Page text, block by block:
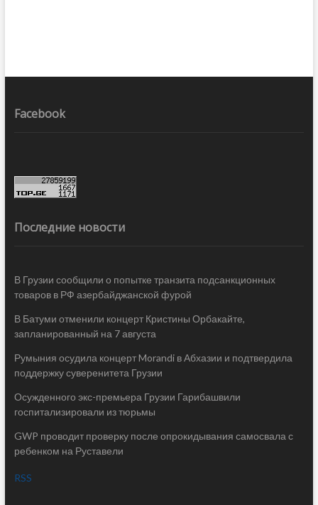
Facebook
Последние новости
В Грузии сообщили о попытке транзита подсанкционных
товаров в РФ азербайджанской фурой
В Батуми отменили концерт Кристины Орбакайте,
запланированный на 7 августа
Румыния осудила концерт Morandi в Абхазии и подтвердила
поддержку суверенитета Грузии
Осужденного экс-премьера Грузии Гарибашвили
госпитализировали из тюрьмы
GWP проводит проверку после опрокидывания самосвала с
ребенком на Руставели
RSS